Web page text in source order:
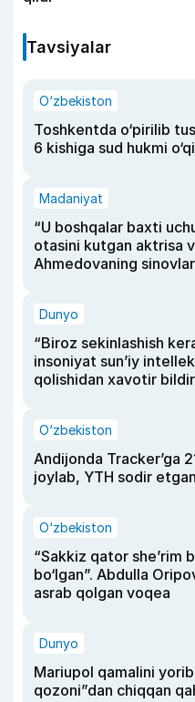
Tavsiyalar
O‘zbekiston
Toshkentda o‘pirilib
6 kishiga sud hukmi
Madaniyat
“U boshqalar baxti
otasini kutgan aktrisa
Ahmedovaning
Dunyo
“Biroz sekinlashish
insoniyat sun’iy
qolishidan xavotir
O‘zbekiston
Andijonda Tracker’ga
joylab, YTH sodir
O‘zbekiston
“Sakkiz qator she’rim
bo‘lgan”. Abdulla
asrab qolgan voqea
Dunyo
Mariupol qamalini
qozoni”dan chiqqan